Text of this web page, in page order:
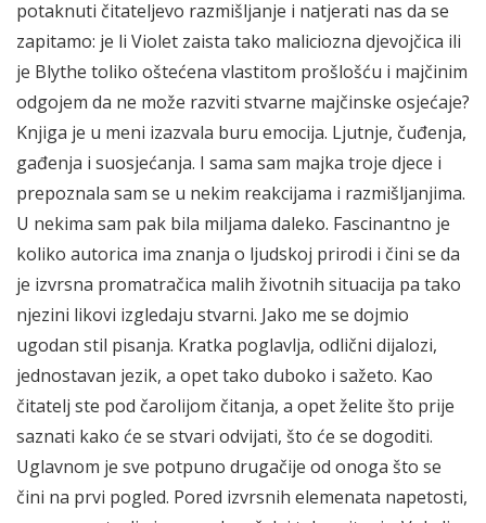
potaknuti čitateljevo razmišljanje i natjerati nas da se
zapitamo: je li Violet zaista tako maliciozna djevojčica ili
je Blythe toliko oštećena vlastitom prošlošću i majčinim
odgojem da ne može razviti stvarne majčinske osjećaje?
Knjiga je u meni izazvala buru emocija. Ljutnje, čuđenja,
gađenja i suosjećanja. I sama sam majka troje djece i
prepoznala sam se u nekim reakcijama i razmišljanjima.
U nekima sam pak bila miljama daleko. Fascinantno je
koliko autorica ima znanja o ljudskoj prirodi i čini se da
je izvrsna promatračica malih životnih situacija pa tako
njezini likovi izgledaju stvarni. Jako me se dojmio
ugodan stil pisanja. Kratka poglavlja, odlični dijalozi,
jednostavan jezik, a opet tako duboko i sažeto. Kao
čitatelj ste pod čarolijom čitanja, a opet želite što prije
saznati kako će se stvari odvijati, što će se dogoditi.
Uglavnom je sve potpuno drugačije od onoga što se
čini na prvi pogled. Pored izvrsnih elemenata napetosti,